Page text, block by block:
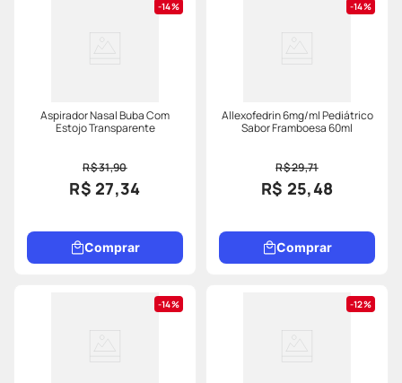
14%
Aspirador Nasal Buba Com
Estojo Transparente
R$ 31,90
R$ 27,34
Comprar
14%
Allexofedrin 6mg/ml Pediátrico
Sabor Framboesa 60ml
R$ 29,71
R$ 25,48
Comprar
14% 12%